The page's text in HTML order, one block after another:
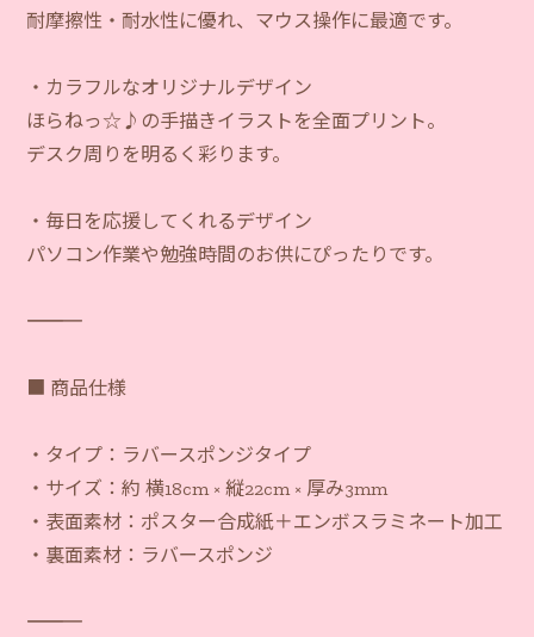
耐摩擦性・耐水性に優れ、マウス操作に最適です。
・カラフルなオリジナルデザイン
ほらねっ☆♪の手描きイラストを全面プリント。
デスク周りを明るく彩ります。
・毎日を応援してくれるデザイン
パソコン作業や勉強時間のお供にぴったりです。
―――――――――――
■ 商品仕様
・タイプ：ラバースポンジタイプ
・サイズ：約 横18cm × 縦22cm × 厚み3mm
・表面素材：ポスター合成紙＋エンボスラミネート加工
・裏面素材：ラバースポンジ
―――――――――――